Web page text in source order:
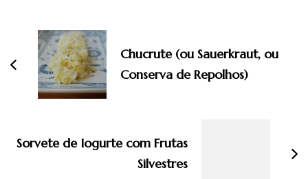
post
Chucrute (ou Sauerkraut, ou
Conserva de Repolhos)
Sorvete de Iogurte com Frutas
Silvestres